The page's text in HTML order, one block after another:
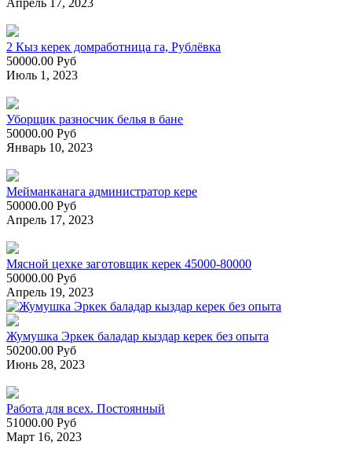
Апрель 17, 2023
2 Кыз керек домработница га, Рублёвка
50000.00 Руб
Июль 1, 2023
Уборщик разносчик белья в бане
50000.00 Руб
Январь 10, 2023
Мейманканага администратор кере
50000.00 Руб
Апрель 17, 2023
Мясной цехке заготовщик керек 45000-80000
50000.00 Руб
Апрель 19, 2023
Жумушка Эркек баладар кыздар керек без опыта
50200.00 Руб
Июнь 28, 2023
Работа для всех. Постоянный
51000.00 Руб
Март 16, 2023